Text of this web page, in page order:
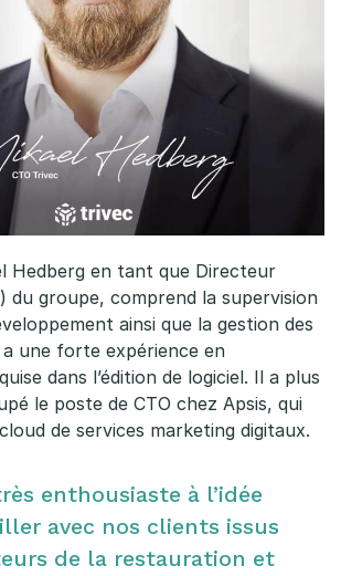
Hedberg en tant que Directeur
du groupe, comprend la supervision
ainsi que la gestion des
une forte expérience en
dans l’édition de logiciel. Il a plus
le poste de CTO chez Apsis, qui
de services marketing digitaux.
enthousiaste à l’idée
avec nos clients issus
de la restauration et